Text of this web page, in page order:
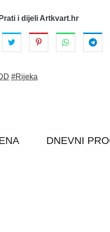
Prati i dijeli Artkvart.hr
#Rijeka
DNEVNI